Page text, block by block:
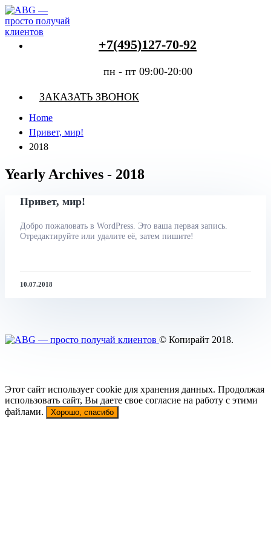
+7(495)127-70-92
пн - пт 09:00-20:00
ЗАКАЗАТЬ ЗВОНОК
Home
Привет, мир!
2018
Yearly Archives - 2018
Привет, мир!
Добро пожаловать в WordPress. Это ваша первая запись.
Отредактируйте или удалите её, затем пишите!
10.07.2018
© Копирайт 2018.
Этот сайт использует cookie для хранения данных. Продолжая
использовать сайт, Вы даете свое согласие на работу с этими
файлами.
Хорошо, спасибо